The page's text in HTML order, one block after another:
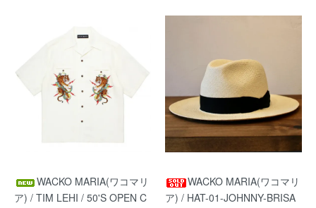
WACKO MARIA(ワコマリ
ア) / TIM LEHI / 50'S OPEN C
WACKO MARIA(ワコマリ
ア) / HAT-01-JOHNNY-BRISA